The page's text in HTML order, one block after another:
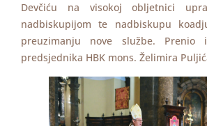
Devčiću na visokoj obljetnici
nadbiskupijom te nadbiskupu
preuzimanju nove službe.
predsjednika HBK mons. Želimira